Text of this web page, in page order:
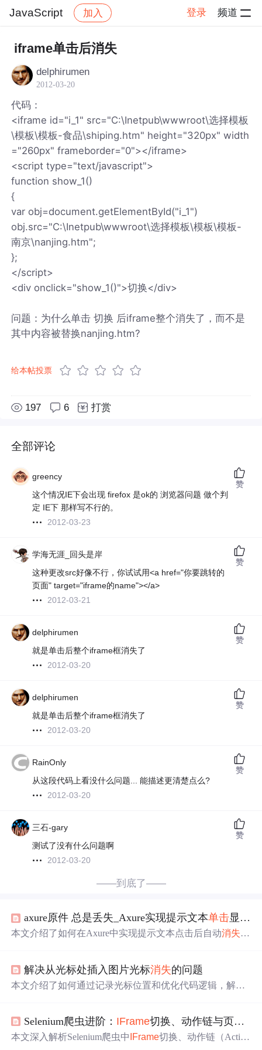
JavaScript 加入 登录 频道
社区 JavaScript
iframe单击后消失
delphirumen
2012-03-20
代码：
<iframe id="i_1" src="C:\Inetpub\wwwroot\选择模板
\模板\模板-食品\shiping.htm" height="320px" width
="260px" frameborder="0"></iframe>
<script type="text/javascript">
function show_1()
{
var obj=document.getElementById("i_1")
obj.src="C:\Inetpub\wwwroot\选择模板\模板\模板-
南京\nanjing.htm";
};
</script>
<div onclick="show_1()">切换</div>
问题：为什么单击 切换 后iframe整个消失了，而不是
其中内容被替换nanjing.htm?
给本帖投票
197 6 打赏
全部评论
greency
这个情况IE下会出现 firefox 是ok的 浏览器问题 做个判
定 IE下 那样写不行的。
2012-03-23
赞
学海无涯_回头是岸
这种更改src好像不行，你试试用<a href="你要跳转的
页面" target="iframe的name"></a>
2012-03-21
赞
delphirumen
就是单击后整个iframe框消失了
2012-03-20
赞
delphirumen
就是单击后整个iframe框消失了
2012-03-20
赞
RainOnly
从这段代码上看没什么问题... 能描述更清楚点么?
2012-03-20
赞
三石-gary
测试了没有什么问题啊
2012-03-20
赞
——到底了——
axure原件 总是丢失_Axure实现提示文本单击显示后自动
本文介绍了如何在Axure中实现提示文本点击后自动消失的
序、XML重复元素查找、STM32中断优先级配置以及Dock
er镜像备份等技术知识。同时涵盖Oracle数据库安装入门。
解决从光标处插入图片光标消失的问题
本文介绍了如何通过记录光标位置和优化代码逻辑，解决
考资料。
Selenium爬虫进阶： IFrame切换、动作链与页面滚动三大核心技巧详解
本文深入解析Selenium爬虫中 IFrame切换、动作链（Action